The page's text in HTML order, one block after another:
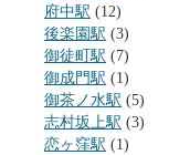
府中駅 (12)
後楽園駅 (3)
御徒町駅 (7)
御成門駅 (1)
御茶ノ水駅 (5)
志村坂上駅 (3)
恋ヶ窪駅 (1)